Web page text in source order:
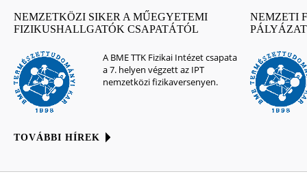
NEMZETKÖZI SIKER A MŰEGYETEMI
FIZIKUSHALLGATÓK CSAPATÁTÓL
A BME TTK Fizikai Intézet csapata
a 7. helyen végzett az IPT
nemzetközi fizikaversenyen.
NEMZETI
TOVÁBBI HÍREK